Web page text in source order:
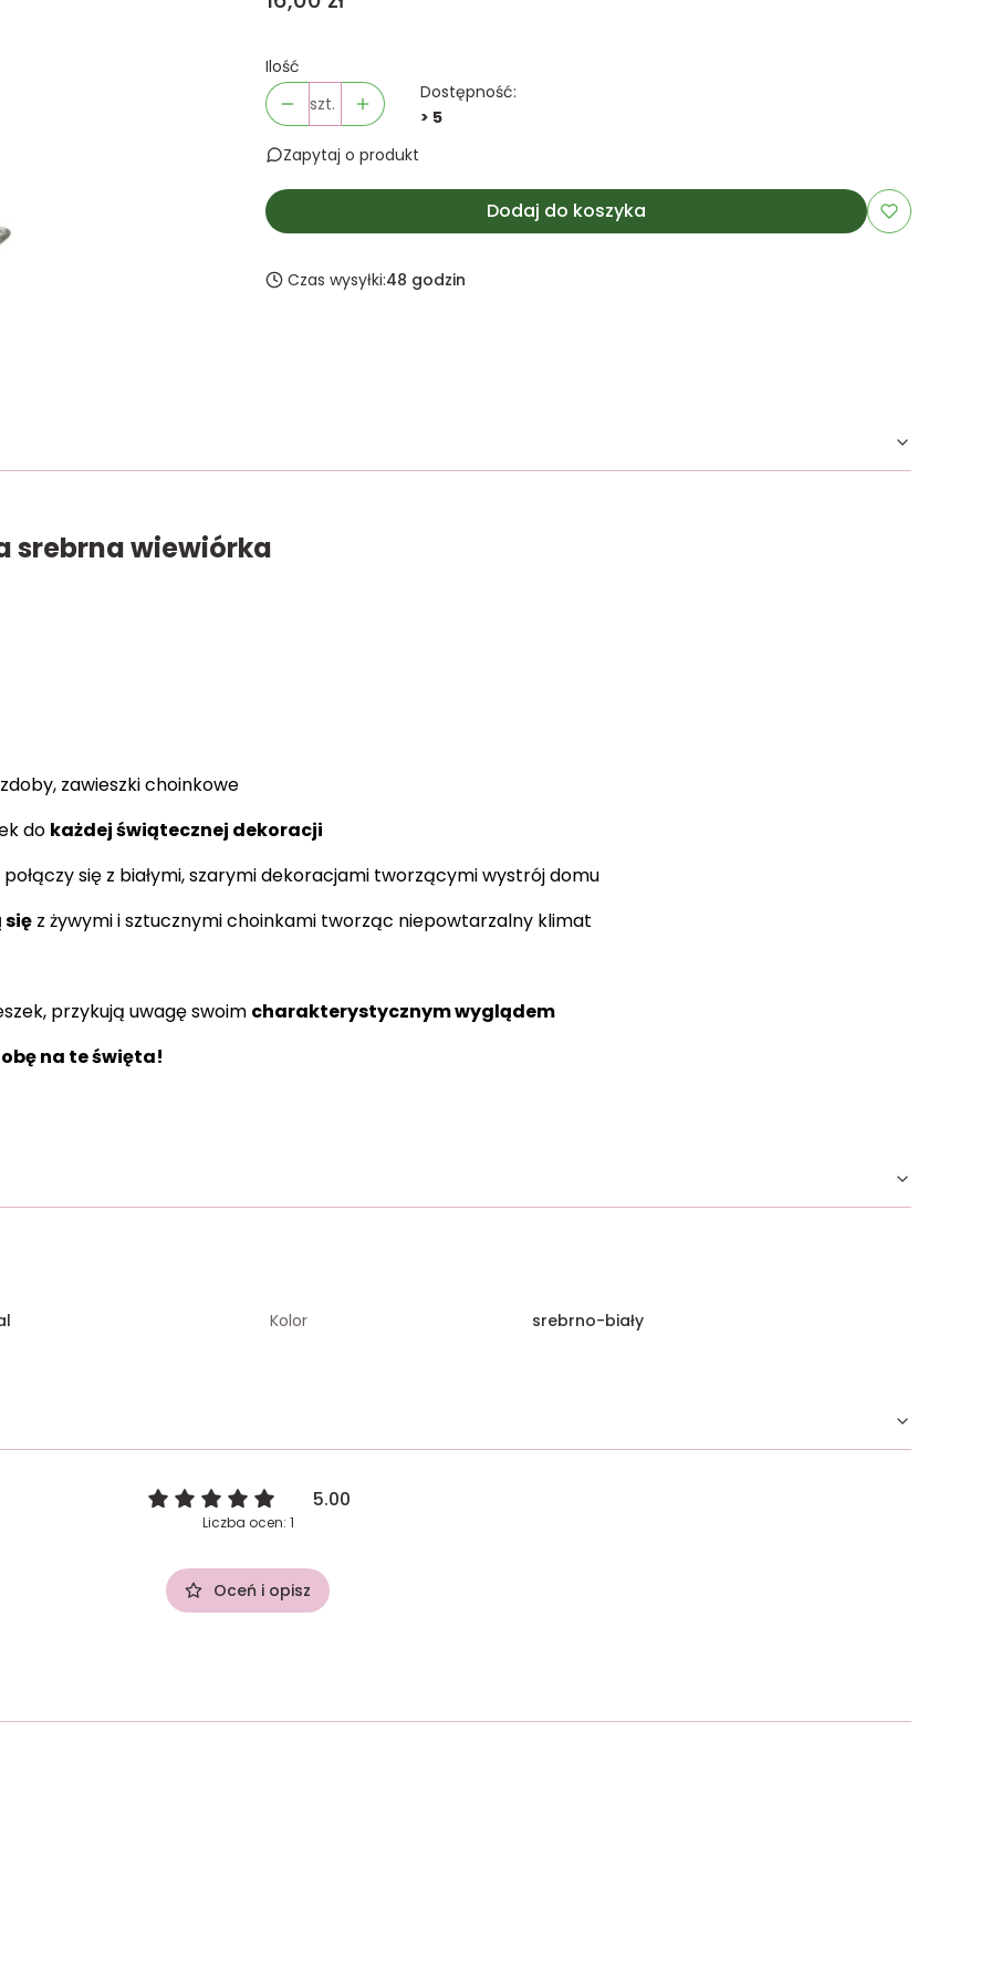
Ilość
szt.
Dostępność:
> 5
Zapytaj o produkt
Dodaj do koszyka
Czas wysyłki:48 godzin
srebrna wiewiórka
zawieszki choinkowe
do każdej świątecznej dekoracji
się z białymi, szarymi dekoracjami tworzącymi wystrój domu
sięz żywymi i sztucznymi choinkami tworząc niepowtarzalny klimat
przykują uwagę swoim charakterystycznym wyglądem
na te święta!
Kolor srebrno-biały
5.00
Liczba ocen: 1
Oceń i opisz